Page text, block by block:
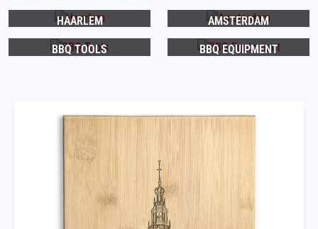
HAARLEM AMSTERDAM
BBQ TOOLS BBQ EQUIPMENT